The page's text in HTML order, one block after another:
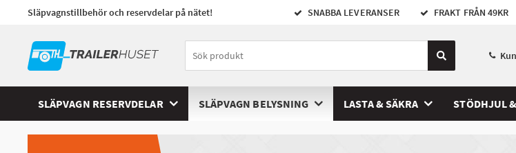
Släpvagnstillbehör och reservdelar på nätet! SNABBA LEVERANSER FRAKT FRÅN 49KR
SLÄPVAGN RESERVDELAR SLÄPVAGN BELYSNING LASTA & SÄKRA STÖDHJUL